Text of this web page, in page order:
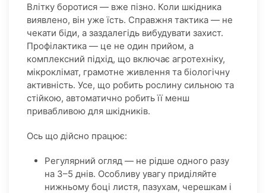
Влітку боротися — вже пізно. Коли шкідника
виявлено, він уже їсть. Справжня тактика — не
чекати біди, а заздалегідь вибудувати захист.
Профілактика — це не один прийом, а
комплексний підхід, що включає агротехніку,
мікроклімат, грамотне живлення та біологічну
активність. Усе, що робить рослину сильною та
стійкою, автоматично робить її менш
привабливою для шкідників.
Ось що дійсно працює:
Регулярний огляд — не рідше одного разу
на 3–5 днів. Особливу увагу приділяйте
нижньому боці листя, пазухам, черешкам і